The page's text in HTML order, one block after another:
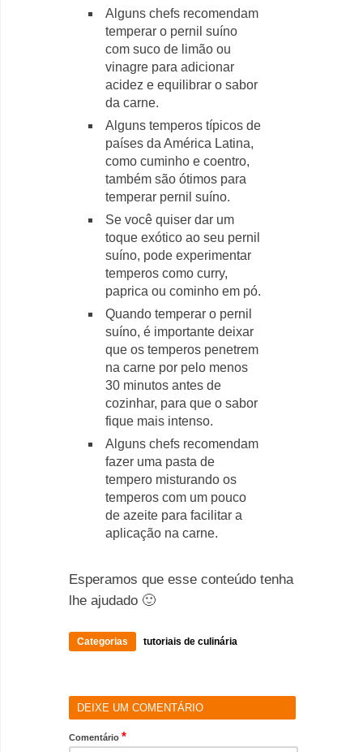
Alguns chefs recomendam
temperar o pernil suíno
com suco de limão ou
vinagre para adicionar
acidez e equilibrar o sabor
da carne.
Alguns temperos típicos de
países da América Latina,
como cuminho e coentro,
também são ótimos para
temperar pernil suíno.
Se você quiser dar um
toque exótico ao seu pernil
suíno, pode experimentar
temperos como curry,
paprica ou cominho em pó.
Quando temperar o pernil
suíno, é importante deixar
que os temperos penetrem
na carne por pelo menos
30 minutos antes de
cozinhar, para que o sabor
fique mais intenso.
Alguns chefs recomendam
fazer uma pasta de
tempero misturando os
temperos com um pouco
de azeite para facilitar a
aplicação na carne.
Esperamos que esse conteúdo tenha
lhe ajudado 🙂
Categorias tutoriais de culinária
DEIXE UM COMENTÁRIO
Comentário *